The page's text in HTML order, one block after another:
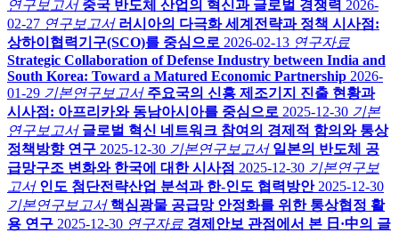
연구보고서 중국 반도체 산업의 혁신과 글로벌 경쟁력 2026-
02-27 연구보고서 러시아의 다극화 세계전략과 정책 시사점:
상하이협력기구(SCO)를 중심으로 2026-02-13 연구자료
Strategic Collaboration of Defense Industry between India and
South Korea: Toward a Matured Economic Partnership 2026-
01-29 기본연구보고서 주요국의 신흥 제조기지 진출 현황과
시사점: 아프리카와 동남아시아를 중심으로 2025-12-30 기본
연구보고서 글로벌 혁신 네트워크 참여의 경제적 함의와 통상
정책방향 연구 2025-12-30 기본연구보고서 일본의 반도체 공
급망구조 변화와 한국에 대한 시사점 2025-12-30 기본연구보
고서 인도 첨단전략산업 분석과 한-인도 협력방안 2025-12-30
기본연구보고서 핵심광물 공급망 안정화를 위한 통상협정 활
용 연구 2025-12-30 연구자료 경제안보 관점에서 본 日·中의 글